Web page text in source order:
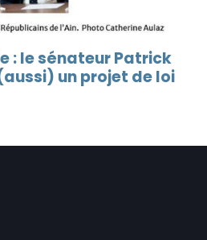
: le sénateur Patrick
un projet de loi